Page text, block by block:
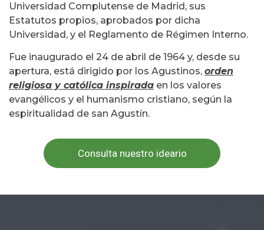
Universidad Complutense de Madrid, sus
Estatutos propios, aprobados por dicha
Universidad, y el Reglamento de Régimen Interno.
Fue inaugurado el 24 de abril de 1964 y, desde su
apertura, está dirigido por los Agustinos, orden
religiosa y católica inspirada en los valores
evangélicos y el humanismo cristiano, según la
espiritualidad de san Agustín.
Consulta nuestro ideario